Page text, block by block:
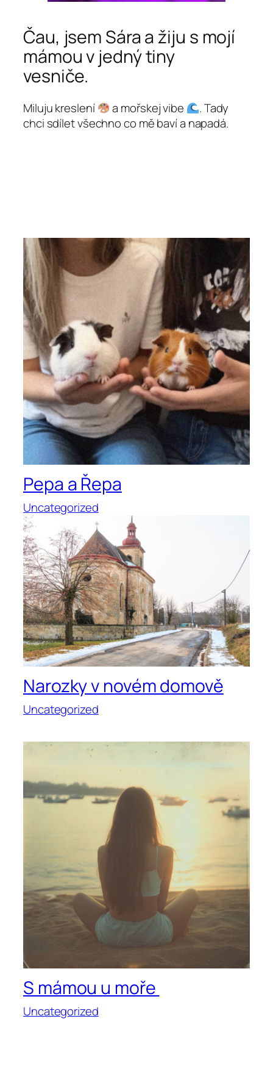
Čau, jsem Sára a žiju s mojí
mámou v jedný tiny
vesniče.
Miluju kreslení a mořskej vibe
. Tady
chci sdílet všechno co mě baví a napadá.
Pepa a Řepa
Uncategorized
Narozky v novém domově
Uncategorized
S mámou u moře
Uncategorized